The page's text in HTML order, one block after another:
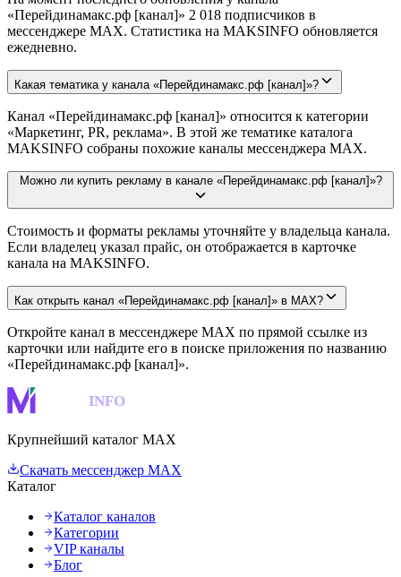
«Перейдинамакс.рф [канал]» 2 018 подписчиков в
мессенджере MAX. Статистика на MAKSINFO обновляется
ежедневно.
Какая тематика у канала «Перейдинамакс.рф [канал]»?
Канал «Перейдинамакс.рф [канал]» относится к категории
«Маркетинг, PR, реклама». В этой же тематике каталога
MAKSINFO собраны похожие каналы мессенджера MAX.
Можно ли купить рекламу в канале «Перейдинамакс.рф [канал]»?
Стоимость и форматы рекламы уточняйте у владельца канала.
Если владелец указал прайс, он отображается в карточке
канала на MAKSINFO.
Как открыть канал «Перейдинамакс.рф [канал]» в MAX?
Откройте канал в мессенджере MAX по прямой ссылке из
карточки или найдите его в поиске приложения по названию
«Перейдинамакс.рф [канал]».
INFO
Крупнейший каталог MAX
Скачать мессенджер MAX
Каталог
Каталог каналов
Категории
VIP каналы
Блог